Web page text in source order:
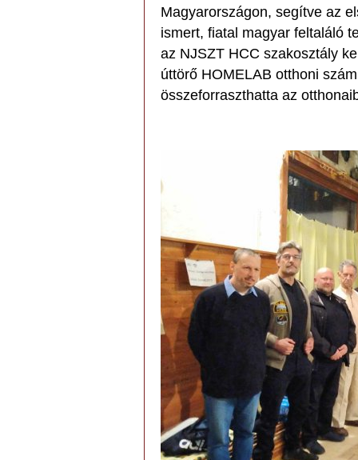
Magyarországon, segítve az
ismert, fiatal magyar feltaláló
az NJSZT HCC szakosztály
úttörő HOMELAB otthoni
összeforraszthatta az